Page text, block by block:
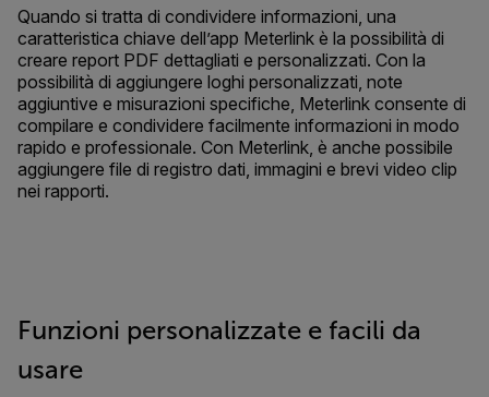
Quando si tratta di condividere informazioni, una
caratteristica chiave dell’app Meterlink è la possibilità di
creare report PDF dettagliati e personalizzati. Con la
possibilità di aggiungere loghi personalizzati, note
aggiuntive e misurazioni specifiche, Meterlink consente di
compilare e condividere facilmente informazioni in modo
rapido e professionale. Con Meterlink, è anche possibile
aggiungere file di registro dati, immagini e brevi video clip
nei rapporti.
Funzioni personalizzate e facili da
usare